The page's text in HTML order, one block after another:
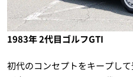
1983年 2代目ゴルフGTI
初代のコンセプトをキープし